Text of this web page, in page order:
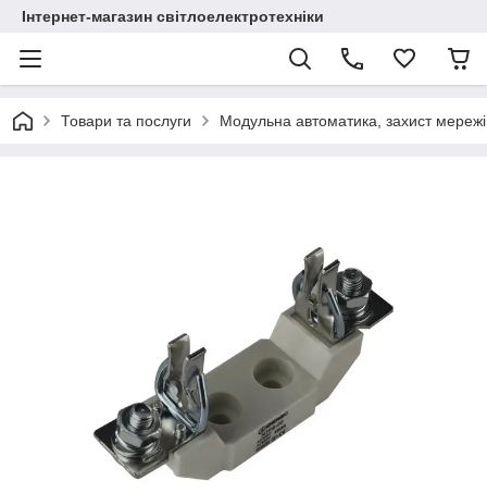
Інтернет-магазин світлоелектротехніки
Товари та послуги Модульна автоматика, захист мережі